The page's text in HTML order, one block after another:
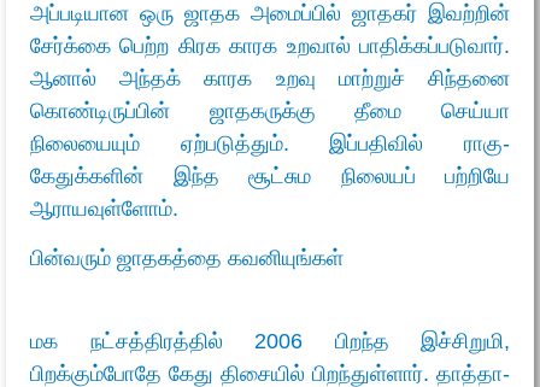
அப்படியான ஒரு ஜாதக அமைப்பில் ஜாதகர் இவற்றின்
சேர்க்கை பெற்ற கிரக காரக உறவால் பாதிக்கப்படுவார்.
ஆனால் அந்தக் காரக உறவு மாற்றுச் சிந்தனை
கொண்டிருப்பின் ஜாதகருக்கு தீமை செய்யா
நிலையையும் ஏற்படுத்தும். இப்பதிவில் ராகு-
கேதுக்களின் இந்த சூட்சும நிலையப் பற்றியே
ஆராயவுள்ளோம்.
பின்வரும் ஜாதகத்தை கவனியுங்கள்
மக நட்சத்திரத்தில் 2006 பிறந்த இச்சிறுமி,
பிறக்கும்போதே கேது திசையில் பிறந்துள்ளார். தாத்தா-